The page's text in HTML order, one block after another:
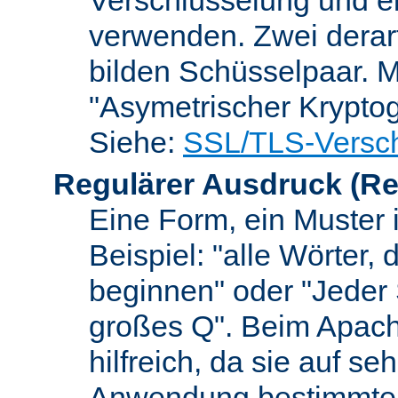
verwenden. Zwei
bilden Schüsselpaar.
"Asymetrischer
Siehe: SSL/TLS-
Regulärer Ausdruck
Eine Form, ein Muster
Beispiel: "alle Wörter,
beginnen" oder
großes Q". Beim
hilfreich, da sie auf